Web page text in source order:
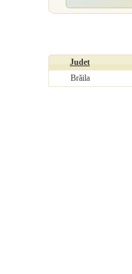
Judet
Brăila